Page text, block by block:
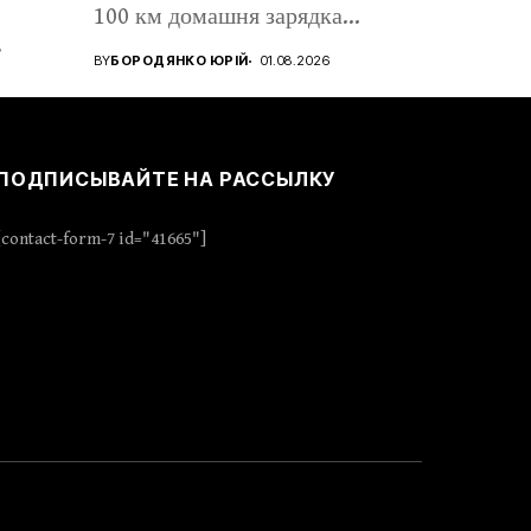
100 км домашня зарядка
коштує...
BYБОРОДЯНКО ЮРІЙ 01.08.2026
НА РАССЫЛКУ
[contact-form-7 id="41665"]